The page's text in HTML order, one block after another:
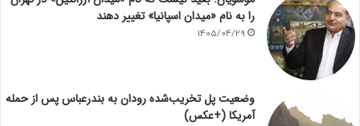
را به نام «میدان اسپانیا» تغییر دهند
1405/04/29
وضعیت پل تخریب‌شده رودان به بندرعباس پس از حمله
آمریکا (+عکس)